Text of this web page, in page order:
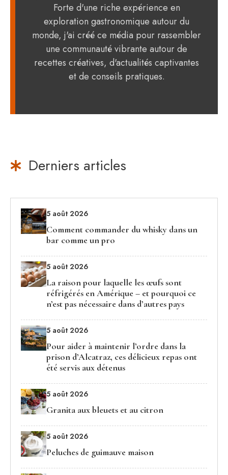
Forte d'une riche expérience en
exploration gastronomique autour du
monde, j'ai créé ce média pour rassembler
une communauté vibrante autour de
recettes créatives, d'actualités captivantes
et de conseils pratiques.
Derniers articles
5 août 2026
Comment commander du whisky dans un
bar comme un pro
5 août 2026
La raison pour laquelle les œufs sont
réfrigérés en Amérique – et pourquoi ce
n’est pas nécessaire dans d’autres pays
5 août 2026
Pour aider à maintenir l’ordre dans la
prison d’Alcatraz, ces délicieux repas ont
été servis aux détenus
5 août 2026
Granita aux bleuets et au citron
5 août 2026
Peluches de guimauve maison